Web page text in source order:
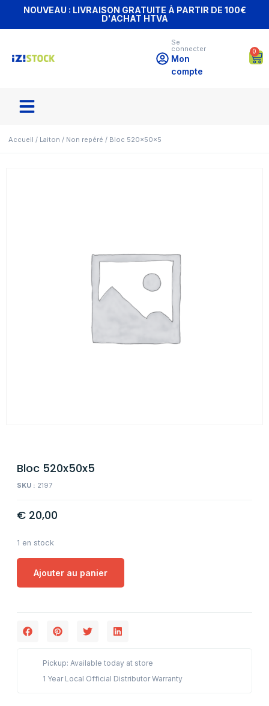
NOUVEAU : LIVRAISON GRATUITE À PARTIR DE 100€
D'ACHAT HTVA
Se
connecter
Mon
compte
0
Accueil / Laiton / Non repéré / Bloc 520x50x5
Bloc 520x50x5
SKU : 2197
€ 20,00
1 en stock
Ajouter au panier
Pickup: Available today at store
1 Year Local Official Distributor Warranty